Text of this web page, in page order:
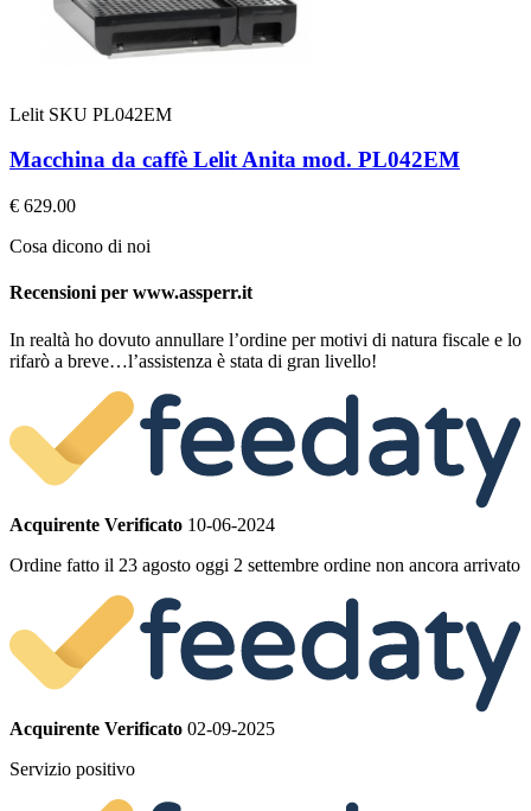
Lelit SKU PL042EM
Macchina da caffè Lelit Anita mod. PL042EM
€ 629.00
Cosa dicono di noi
Recensioni per www.assperr.it
In realtà ho dovuto annullare l’ordine per motivi di natura fiscale e lo
rifarò a breve…l’assistenza è stata di gran livello!
Acquirente Verificato 10-06-2024
Ordine fatto il 23 agosto oggi 2 settembre ordine non ancora arrivato
Acquirente Verificato 02-09-2025
Servizio positivo